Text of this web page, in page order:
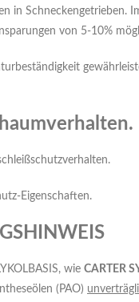
in Schneckengetrieben.
von 5-10%
Eigenschaften.
wie CARTER
(PAO)